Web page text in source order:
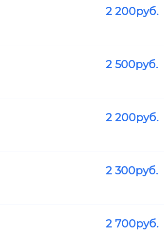
2 200руб.
2 500руб.
2 200руб.
2 300руб.
2 700руб.